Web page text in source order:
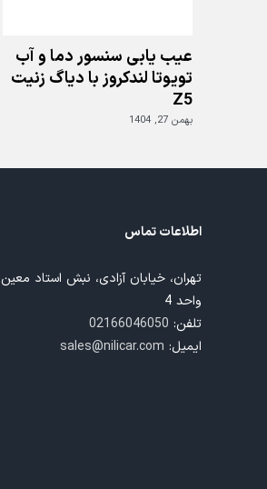
عیب یابی سنسور دما و آب
تویوتا لندکروز با دیاگ زنیت
Z5
بهمن 27, 1404
اطلاعات تماس
واحد 4
تلفن: 02166046050
ایمیل: sales@nilicar.com